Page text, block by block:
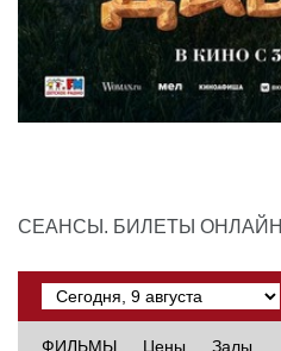
СЕАНСЫ. БИЛЕТЫ ОНЛАЙН
ФИЛЬМЫ Цены Залы